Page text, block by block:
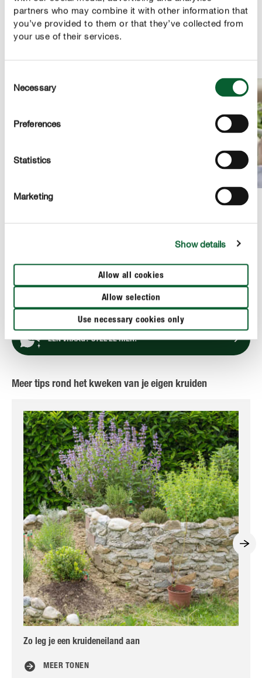
partners who may combine it with other information that
you’ve provided to them or that they’ve collected from
your use of their services.
Selection
Necessary
Preferences
Statistics
Marketing
Show details
Allow all cookies
Allow selection
Use necessary cookies only
Kruiden stimuleren een goede plantenontwikkeling,
stevige planten en de ontwikkeling van een heerlijk en
intens aroma.
TECHNISCHE DETAILS
EEN VRAAG? STEL ZE HIER!
Meer tips rond het kweken van je eigen kruiden
Zo leg je een kruideneiland aan
MEER TONEN